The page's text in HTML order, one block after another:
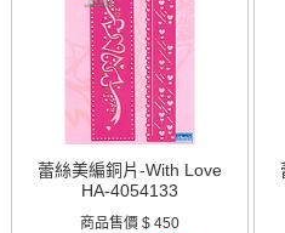
蕾絲美編銅片-With Love
HA-4054133
商品售價 $ 450